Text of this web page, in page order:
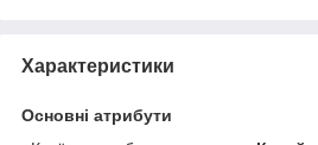
Характеристики
Основні атрибути